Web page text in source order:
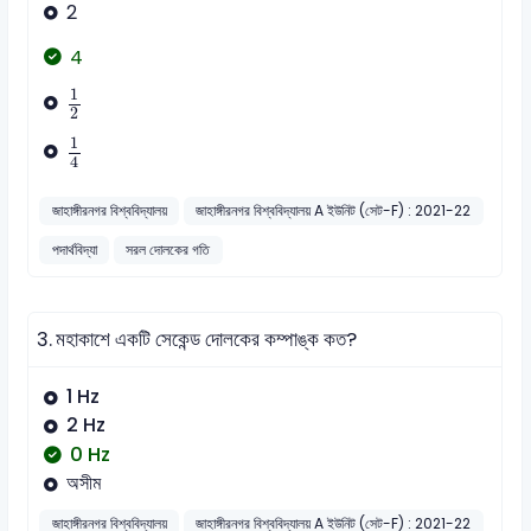
2
4
1
2
12
1
4
14
জাহাঙ্গীরনগর বিশ্ববিদ্যালয়
জাহাঙ্গীরনগর বিশ্ববিদ্যালয় A ইউনিট (সেট-F) : 2021-22
পদার্থবিদ্যা
সরল দোলকের গতি
3.মহাকাশে একটি সেকেন্ড দোলকের কম্পাঙ্ক কত?
1 Hz
2 Hz
0 Hz
অসীম
জাহাঙ্গীরনগর বিশ্ববিদ্যালয়
জাহাঙ্গীরনগর বিশ্ববিদ্যালয় A ইউনিট (সেট-F) : 2021-22